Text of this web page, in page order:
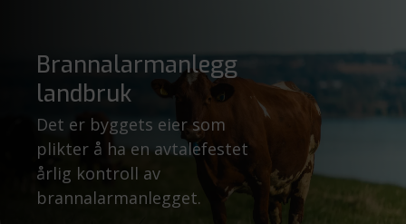
Brannalarmanlegg
landbruk
Det er byggets eier som
plikter å ha en avtalefestet
årlig kontroll av
brannalarmanlegget.